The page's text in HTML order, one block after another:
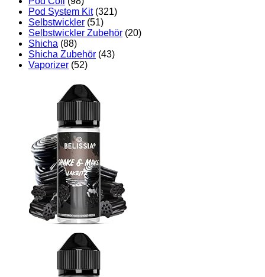
Pod System Kit (321)
Selbstwickler (51)
Selbstwickler Zubehör (20)
Shicha (88)
Shicha Zubehör (43)
Vaporizer (52)